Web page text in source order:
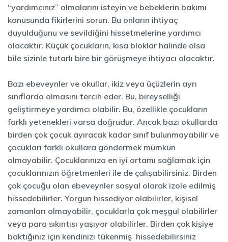
“yardımcınız” olmalarını isteyin ve bebeklerin bakımı
konusunda fikirlerini sorun. Bu onların ihtiyaç
duyulduğunu ve sevildiğini hissetmelerine yardımcı
olacaktır. Küçük çocukların, kısa bloklar halinde olsa
bile sizinle tutarlı bire bir görüşmeye ihtiyacı olacaktır.
Bazı ebeveynler ve okullar, ikiz veya üçüzlerin ayrı
sınıflarda olmasını tercih eder. Bu, bireyselliği
geliştirmeye yardımcı olabilir. Bu, özellikle çocukların
farklı yetenekleri varsa doğrudur. Ancak bazı okullarda
birden çok çocuk ayıracak kadar sınıf bulunmayabilir ve
çocukları farklı okullara göndermek mümkün
olmayabilir. Çocuklarınıza en iyi ortamı sağlamak için
çocuklarınızın öğretmenleri ile de çalışabilirsiniz. Birden
çok çocuğu olan ebeveynler sosyal olarak izole edilmiş
hissedebilirler. Yorgun hissediyor olabilirler, kişisel
zamanları olmayabilir, çocuklarla çok meşgul olabilirler
veya para sıkıntısı yaşıyor olabilirler. Birden çok kişiye
baktığınız için kendinizi tükenmiş hissedebilirsiniz